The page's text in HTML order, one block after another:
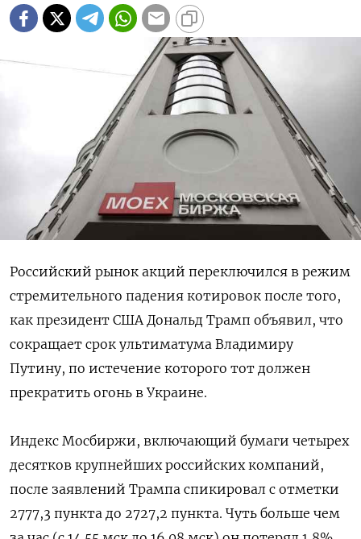
Российский рынок акций переключился в режим
стремительного падения котировок после того,
как президент США Дональд Трамп объявил, что
сокращает срок ультиматума Владимиру
Путину, по истечение которого тот должен
прекратить огонь в Украине.
Индекс Мосбиржи, включающий бумаги четырех
десятков крупнейших российских компаний,
после заявлений Трампа спикировал с отметки
2777,3 пункта до 2727,2 пункта. Чуть больше чем